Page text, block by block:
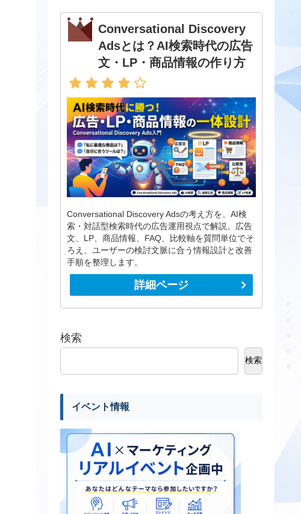
Conversational Discovery
Adsとは？AI検索時代の広告
文・LP・商品情報の作り方
Conversational Discovery Adsの考え方を、AI検
索・対話型検索時代の広告運用視点で解説。広告
文、LP、商品情報、FAQ、比較軸を質問単位でそ
ろえ、ユーザーの検討文脈に合う情報設計と改善
手順を整理します。
詳細ページ
検索
検索
イベント情報